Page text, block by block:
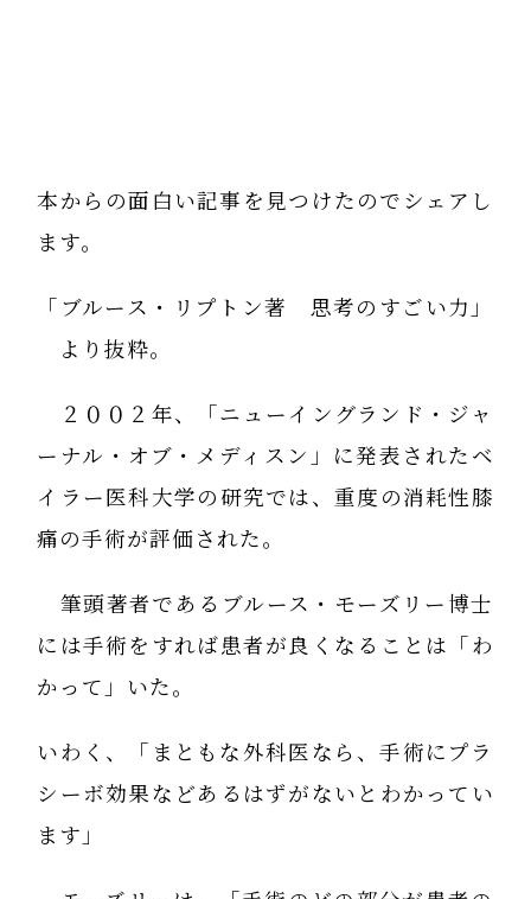
本からの面白い記事を見つけたのでシェアし
ます。
「ブルース・リプトン著 思考のすごい力」
より抜粋。
２００２年、「ニューイングランド・ジャ
ーナル・オブ・メディスン」に発表されたベ
イラー医科大学の研究では、重度の消耗性膝
痛の手術が評価された。
筆頭著者であるブルース・モーズリー博士
には手術をすれば患者が良くなることは「わ
かって」いた。
いわく、「まともな外科医なら、手術にプラ
シーボ効果などあるはずがないとわかってい
ます」